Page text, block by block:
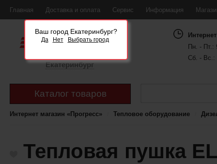
Главная Доставка и оплата Сервис Информация
Ваш город Екатеринбург?
Да Нет Выбрать город
Екатеринбург
Пн. - Пт.:
Сб. - Вс.:
Каталог товаров
Интернет магазин «Прогресс» Тепловое оборудование
Тепловая пушка